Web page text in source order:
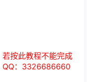
按此教程不能完成
QQ：3326686660